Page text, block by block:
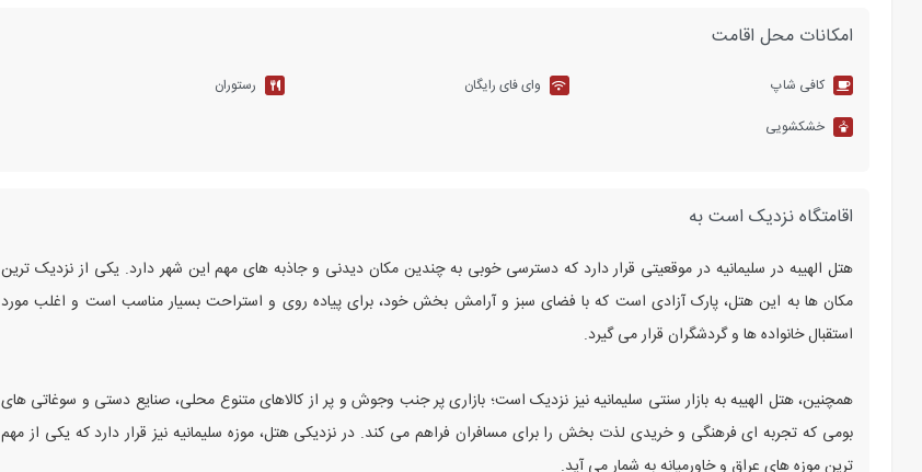
امکانات محل اقامت
کافی شاپ وای فای رایگان
رستوران
خشکشویی
اقامتگاه نزدیک است به
هتل الهیبه در سلیمانیه در موقعیتی قرار دارد که دسترسی خوبی به چندین مکان دیدنی و جاذبه های مهم این شهر دارد. یکی از نزدیک ترین
مکان ها به این هتل، پارک آزادی است که با فضای سبز و آرامش بخش خود، برای پیاده روی و استراحت بسیار مناسب است و اغلب مورد
استقبال خانواده ها و گردشگران قرار می گیرد.
همچنین، هتل الهیبه به بازار سنتی سلیمانیه نیز نزدیک است؛ بازاری پر جنب وجوش و پر از کالاهای متنوع محلی، صنایع دستی و سوغاتی های
بومی که تجربه ای فرهنگی و خریدی لذت بخش را برای مسافران فراهم می کند. در نزدیکی هتل، موزه سلیمانیه نیز قرار دارد که یکی از مهم
ترین موزه های عراق و خاورمیانه به شمار می آید.